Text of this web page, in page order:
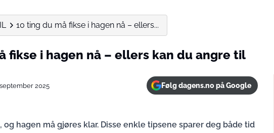
10 ting du må fikse i hagen nå – ellers...
fikse i hagen nå – ellers kan du angre til
2025 Følg dagens.no på Google
hagen må gjøres klar. Disse enkle tipsene sparer deg både tid